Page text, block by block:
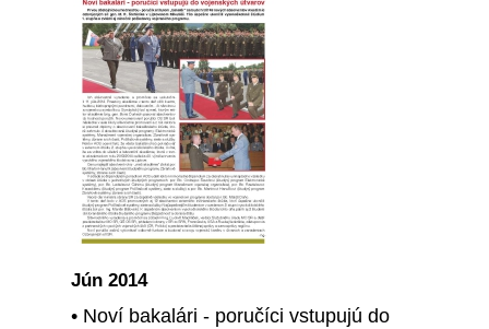
Jún 2014
• Noví bakalári - poručíci vstupujú do